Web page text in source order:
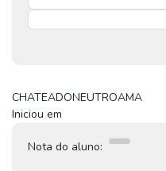
CHATEADONEUTROAMA
Iniciou em
Nota do aluno: